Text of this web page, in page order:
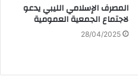
المصرف الإسلامي الليبي يدعو
لاجتماع الجمعية العمومية
28/04/2025